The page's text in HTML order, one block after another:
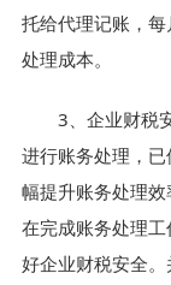
托给代理记账，
处理成本。
3、企业财税安
进行账务处理，
幅提升账务处理
在完成账务处理
好企业财税安全